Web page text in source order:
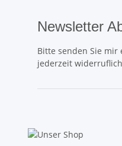
Newsletter
Bitte senden Sie
jederzeit